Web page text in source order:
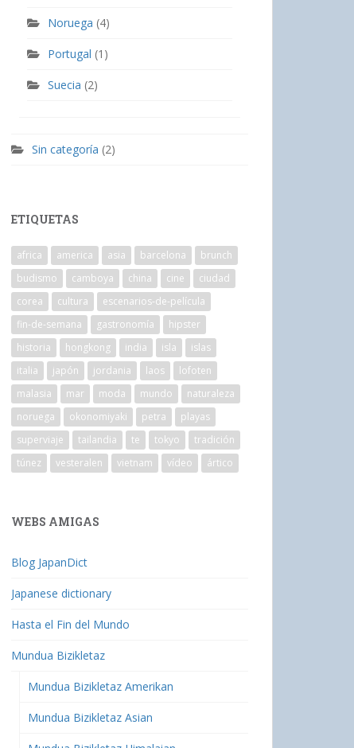
Noruega (4)
Portugal (1)
Suecia (2)
Sin categoría (2)
ETIQUETAS
africa america asia barcelona
brunch
budismo
camboya china cine
ciudad
corea
cultura
escenarios-de-película
fin-de-semana
gastronomía
hipster
historia
hongkong india isla
islas
italia
japón jordania laos
lofoten
malasia
mar moda mundo
naturaleza
noruega
okonomiyaki petra
playas
superviaje
tailandia te tokyo
tradición
túnez
vesteralen vietnam vídeo ártico
WEBS AMIGAS
Blog JapanDict
Japanese dictionary
Hasta el Fin del Mundo
Mundua Bizikletaz
Mundua Bizikletaz Amerikan
Mundua Bizikletaz Asian